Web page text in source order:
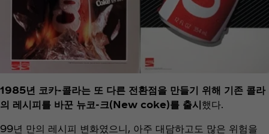
1985년 코카-콜라는 또 다른 전환점을 만들기 위해 기존 콜라
의 레시피를 바꾼 뉴코-크(New coke)를 출시했다.
99년 만의 레시피 변화였으니, 아주 대담하고도 많은 위험을